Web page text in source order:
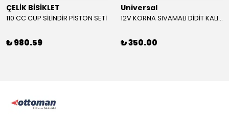
ÇELİK BİSİKLET
110 CC CUP SİLİNDİR PİSTON SETİ
₺ 980.59
Universal
12V KORNA SIVAMALI DİDİT KALIN SESLİ (KIRMIZI)
₺ 350.00